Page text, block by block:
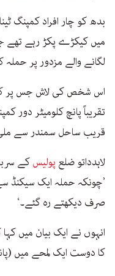
بدھ کو چار افراد کمپنگ
میں کیکڑے پکڑ رہے
لگانے والے مزدور پر حملہ
اس شخص کی لاش جس پر
تقریباً پانچ کلومیٹر
قریب ساحل سمندر سے
لاہدداتو ضلع پولیسکے
’چونکہ حملہ ایک سیکنڈ
صرف دیکھتے رہ گئے۔‘
انہوں نے ایک بیان میں
کا دوست ایک لمحے میں